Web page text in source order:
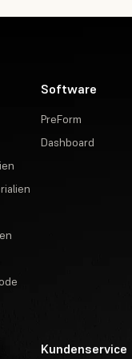
Software
PreForm
Dashboard
Kundenservice